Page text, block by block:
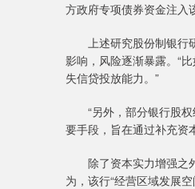
方政府专项债券资金注入
上述研究股份制银行研
影响，风险逐渐暴露。“
失信贷投放能力。”
“另外，部分银行股权
要手段，旨在通过补充资
除了资本实力增强之外
为，该行“经营区域发展